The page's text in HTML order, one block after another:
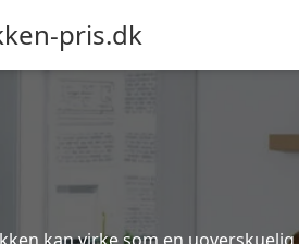
pris.dk